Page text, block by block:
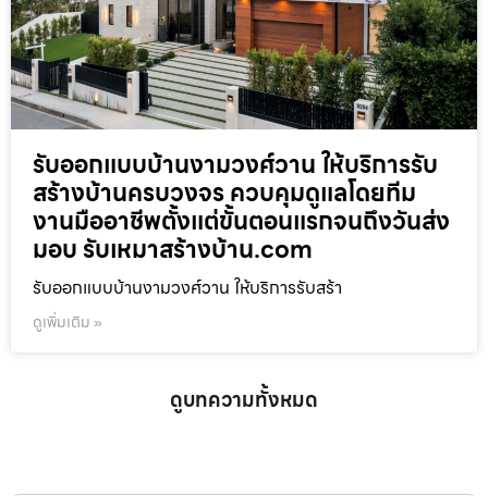
รับออกแบบบ้านงามวงศ์วาน ให้บริการรับ
สร้างบ้านครบวงจร ควบคุมดูแลโดยทีม
งานมืออาชีพตั้งแต่ขั้นตอนแรกจนถึงวันส่ง
มอบ รับเหมาสร้างบ้าน.com
รับออกแบบบ้านงามวงศ์วาน ให้บริการรับสร้า
ดูเพิ่มเติม »
ดูบทความทั้งหมด